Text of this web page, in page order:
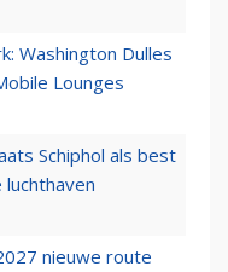
Washington Dulles
Lounges
Schiphol als best
nieuwe route